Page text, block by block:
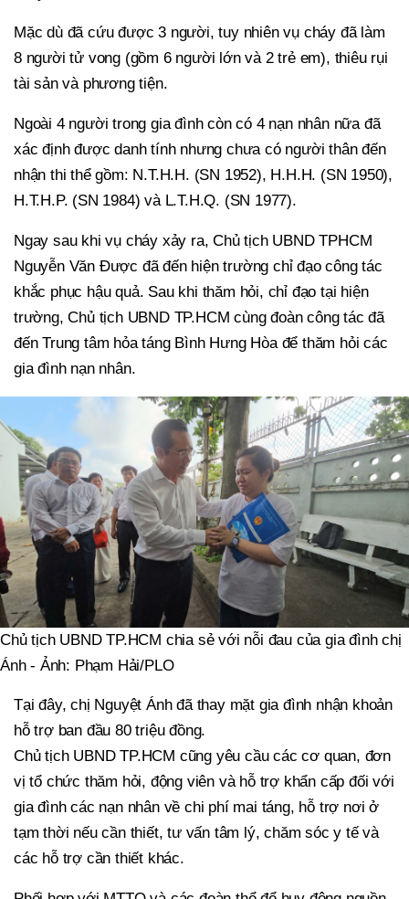
Mặc dù đã cứu được 3 người, tuy nhiên vụ cháy đã làm
8 người tử vong (gồm 6 người lớn và 2 trẻ em), thiêu rụi
tài sản và phương tiện.
Ngoài 4 người trong gia đình còn có 4 nạn nhân nữa đã
xác định được danh tính nhưng chưa có người thân đến
nhận thi thể gồm: N.T.H.H. (SN 1952), H.H.H. (SN 1950),
H.T.H.P. (SN 1984) và L.T.H.Q. (SN 1977).
Ngay sau khi vụ cháy xảy ra, Chủ tịch UBND TPHCM
Nguyễn Văn Được đã đến hiện trường chỉ đạo công tác
khắc phục hậu quả. Sau khi thăm hỏi, chỉ đạo tại hiện
trường, Chủ tịch UBND TP.HCM cùng đoàn công tác đã
đến Trung tâm hỏa táng Bình Hưng Hòa để thăm hỏi các
gia đình nạn nhân.
Chủ tịch UBND TP.HCM chia sẻ với nỗi đau của gia đình chị
Ánh - Ảnh: Phạm Hải/PLO
Tại đây, chị Nguyệt Ánh đã thay mặt gia đình nhận khoản
hỗ trợ ban đầu 80 triệu đồng.
Chủ tịch UBND TP.HCM cũng yêu cầu các cơ quan, đơn
vị tổ chức thăm hỏi, động viên và hỗ trợ khẩn cấp đối với
gia đình các nạn nhân về chi phí mai táng, hỗ trợ nơi ở
tạm thời nếu cần thiết, tư vấn tâm lý, chăm sóc y tế và
các hỗ trợ cần thiết khác.